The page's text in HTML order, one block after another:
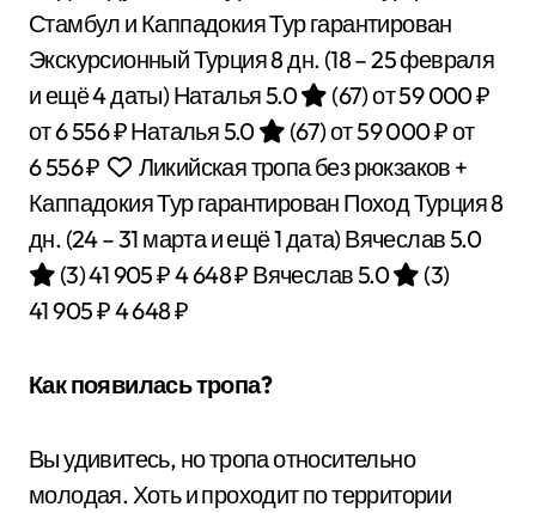
Стамбул и Каппадокия Тур гарантирован
Экскурсионный Турция8 дн. (18 – 25 февраля
и ещё 4 даты)Наталья 5.0 (67)от 59 000 ₽
от 6 556 ₽Наталья 5.0 (67)от 59 000 ₽от
6 556 ₽
Ликийская тропа без рюкзаков +
Каппадокия Тур гарантирован Поход Турция8
дн. (24 – 31 марта и ещё 1 дата)Вячеслав 5.0
(3)41 905 ₽4 648 ₽ Вячеслав 5.0
(3)
41 905 ₽4 648 ₽
Как появилась тропа?
Вы удивитесь, но тропа относительно
молодая. Хоть и проходит по территории